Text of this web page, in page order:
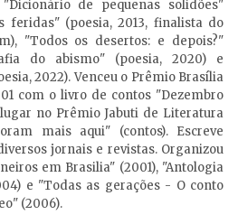
de pequenas solidões"
feridas" (poesia, 2013, finalista do
"Todos os desertos: e depois?"
do abismo" (poesia, 2020) e
2022). Venceu o Prêmio Brasília
com o livro de contos "Dezembro
no Prêmio Jabuti de Literatura
mais aqui" (contos). Escreve
jornais e revistas. Organizou
em Brasilia" (2001), "Antologia
e "Todas as gerações - O conto
(2006).